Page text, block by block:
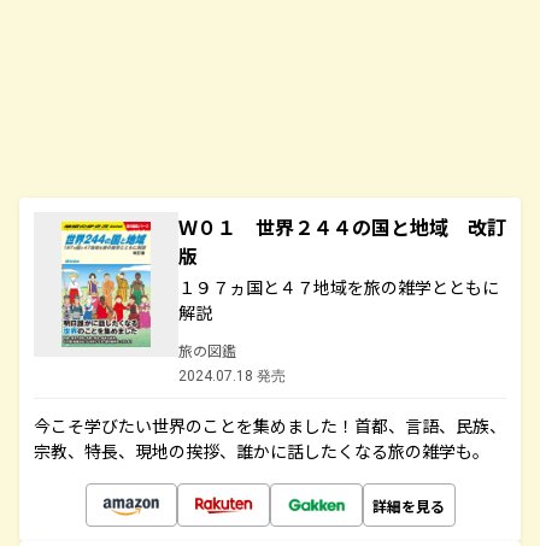
Ｗ０１ 世界２４４の国と地域 改訂
版
１９７ヵ国と４７地域を旅の雑学とともに
解説
旅の図鑑
2024.07.18 発売
今こそ学びたい世界のことを集めました！首都、言語、民族、
宗教、特長、現地の挨拶、誰かに話したくなる旅の雑学も。
詳細を見る